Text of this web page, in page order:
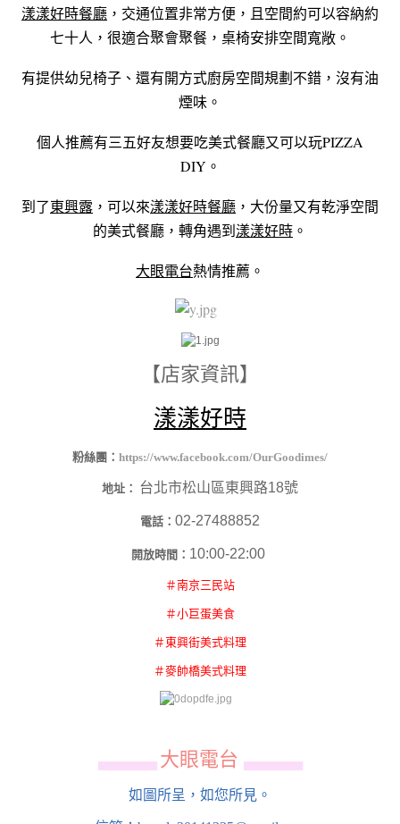
漾漾好時餐廳 ，交通位置非常方便，且空間約可以容納約
七十人，很適合聚會聚餐，桌椅安排空間寬敞。
有提供幼兒椅子、還有開方式廚房空間規劃不錯，沒有油
煙味。
個人推薦有三五好友想要吃美式餐廳又可以玩PIZZA
DIY。
到了東興露 ，可以來漾漾好時餐廳 ，大份量又有乾淨空間
的美式餐廳，轉角遇到漾漾好時 。
大眼電台熱情推薦。
【店家資訊】
漾漾好時
粉絲團： https://www.facebook.com/OurGoodimes/
地址： 台北市松山區東興路18號
電話： 02-27488852
開放時間： 10:00-22:00
＃南京三民站
＃小巨蛋美食
＃東興街美式料理
＃麥帥橋美式料理
▄▄▄▄▄▄ 大眼電台 ▄▄▄▄▄▄
如圖所呈，如您所見。